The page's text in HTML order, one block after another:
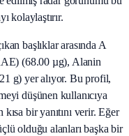
kolaylaştırır.
başlıklar arasında A
(68.00 µg), Alanin
g) yer alıyor. Bu profil,
düşünen kullanıcıya
bir yanıtını verir. Eğer
olduğu alanları başka bir